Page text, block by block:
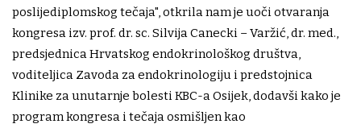
poslijediplomskog tečaja", otkrila nam je uoči otvaranja
kongresa izv. prof. dr. sc. Silvija Canecki – Varžić, dr. med.,
predsjednica Hrvatskog endokrinološkog društva,
voditeljica Zavoda za endokrinologiju i predstojnica
Klinike za unutarnje bolesti KBC-a Osijek, dodavši kako je
program kongresa i tečaja osmišljen kao